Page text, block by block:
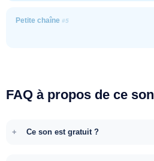
Petite chaîne #5
FAQ à propos de ce son
Ce son est gratuit ?